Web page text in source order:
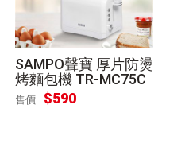
SAMPO聲寶 厚片防燙
烤麵包機 TR-MC75C
售價 $590